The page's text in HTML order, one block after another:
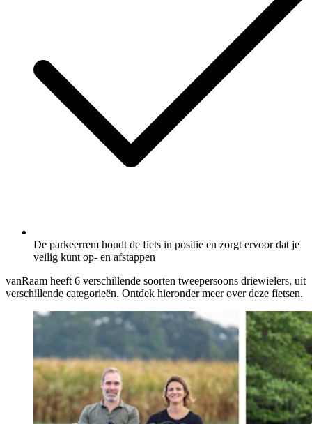
De parkeerrem houdt de fiets in positie en zorgt ervoor dat je
veilig kunt op- en afstappen
vanRaam heeft 6 verschillende soorten tweepersoons driewielers, uit
verschillende categorieën. Ontdek hieronder meer over deze fietsen.